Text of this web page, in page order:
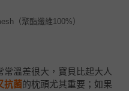
（聚酯纖維100%）
常溫差很大，寶貝比起大人
抗菌的枕頭尤其重要；如果